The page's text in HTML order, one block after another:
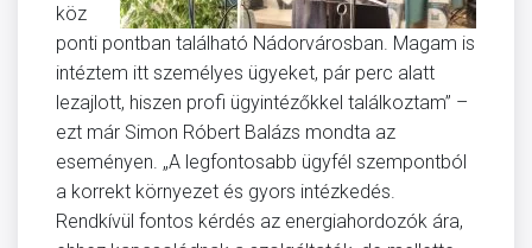
köz
ponti pontban található Nádorvárosban. Magam is
intéztem itt személyes ügyeket, pár perc alatt
lezajlott, hiszen profi ügyintézőkkel találkoztam” –
ezt már Simon Róbert Balázs mondta az
eseményen. „A legfontosabb ügyfél szempontból
a korrekt környezet és gyors intézkedés.
Rendkívül fontos kérdés az energiahordozók ára,